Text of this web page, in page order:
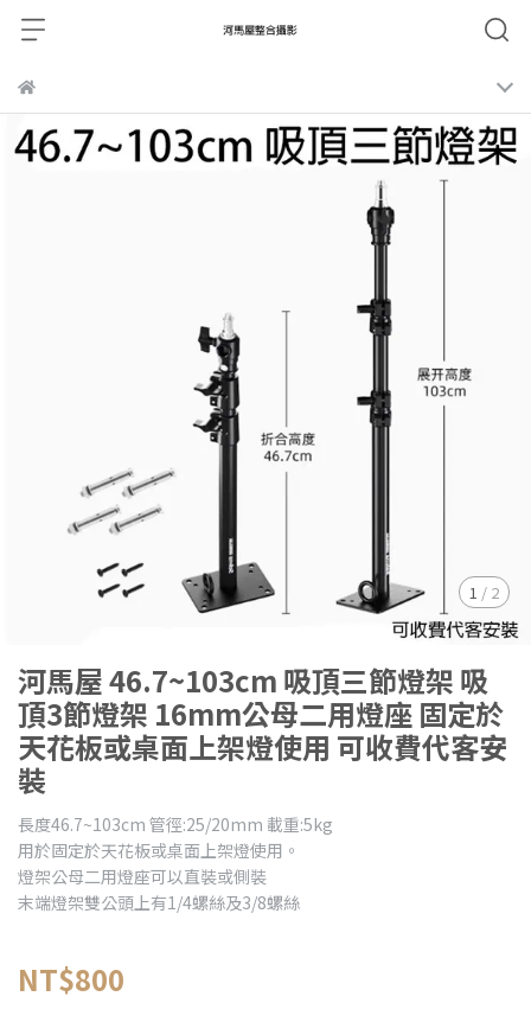
1 / 2
河馬屋 46.7~103cm 吸頂三節燈架 吸
頂3節燈架 16mm公母二用燈座 固定於
天花板或桌面上架燈使用 可收費代客安
裝
長度46.7~103cm 管徑:25/20mm 載重:5kg
用於固定於天花板或桌面上架燈使用。
燈架公母二用燈座可以直裝或側裝
末端燈架雙公頭上有1/4螺絲及3/8螺絲
NT$800